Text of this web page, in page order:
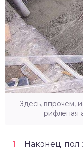
Здесь, впрочем,
рифленая
Наконец, пол